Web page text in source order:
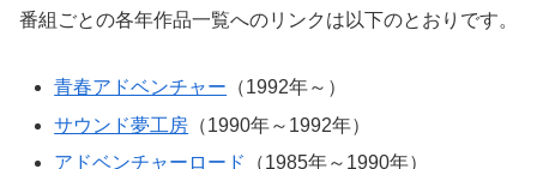
番組ごとの各年作品一覧へのリンクは以下のとおりです。
青春アドベンチャー （1992年～）
サウンド夢工房 （1990年～1992年）
アドベンチャーロード
（1985年～1990年）